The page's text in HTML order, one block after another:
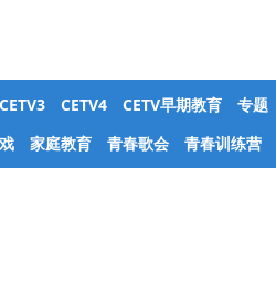
CETV3 CETV4 CETV早期教育 专题
家庭教育 青春歌会 青春训练营